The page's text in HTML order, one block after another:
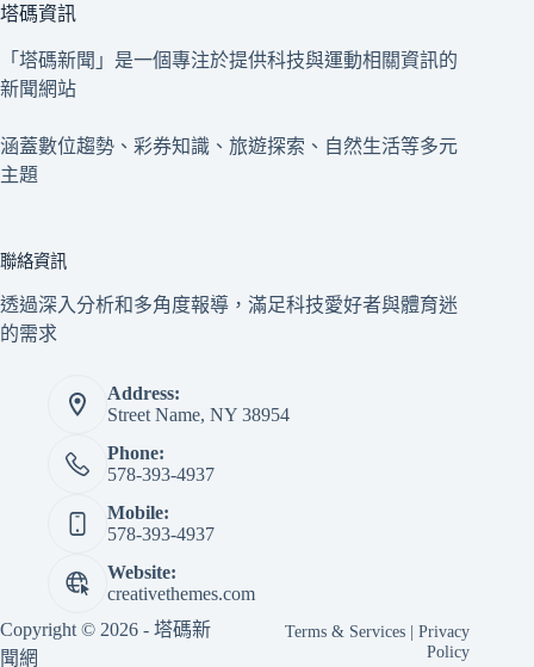
塔碼資訊
「塔碼新聞」是一個專注於提供科技與運動相關資訊的
新聞網站
涵蓋數位趨勢、彩券知識、旅遊探索、自然生活等多元
主題
聯絡資訊
透過深入分析和多角度報導，滿足科技愛好者與體育迷
的需求
Address:
Street Name, NY 38954
Phone:
578-393-4937
Mobile:
578-393-4937
Website:
creativethemes.com
Copyright © 2026 - 塔碼新
聞網
Terms & Services |Privacy
Policy